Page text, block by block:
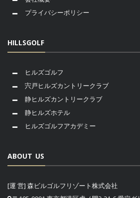
プライバシーポリシー
HILLSGOLF
ヒルズゴルフ
宍戸ヒルズカントリークラブ
静ヒルズカントリークラブ
静ヒルズホテル
ヒルズゴルフアカデミー
ABOUT US
[運 営] 森ビルゴルフリゾート株式会社